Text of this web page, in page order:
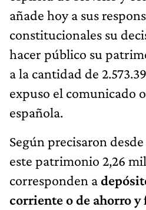
añade hoy a sus
constitucionales su
hacer público su
a la cantidad de
expuso el comunicado
española.
Según precisaron desde
este patrimonio 2,26
corresponden a
corriente o de ahorro y